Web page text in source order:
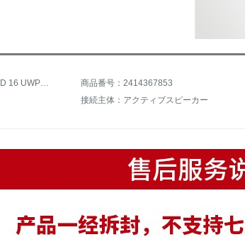
商品名称：SONY UWP-D 16 UWP-D 11 UWP-D 12無線マイク手持ち型ドラマのマイク専門無線リーダーマイクUWP-D 11 商品番号：2414367853
接続主体：アクティブスピーカー